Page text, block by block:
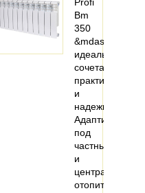
Bm
350
&mdash;
идеальное
сочетание
практичности
и
надежности.
Адаптирован
под
частные
и
отопительные